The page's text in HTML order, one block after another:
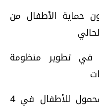
حماية الأطفال من
في تطوير منظومة
- الاتصالات: طرح شريحة المحمول للأطفال في 4